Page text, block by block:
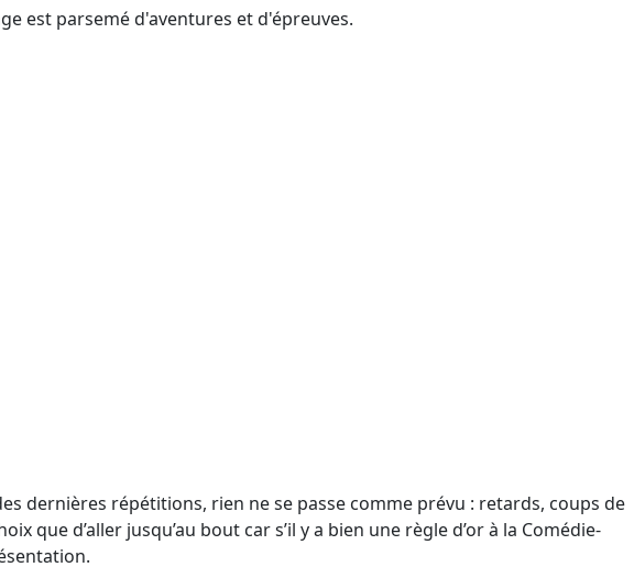
est parsemé d'aventures et d'épreuves.
dernières répétitions, rien ne se passe comme prévu : retards, coups de
que d’aller jusqu’au bout car s’il y a bien une règle d’or à la Comédie-